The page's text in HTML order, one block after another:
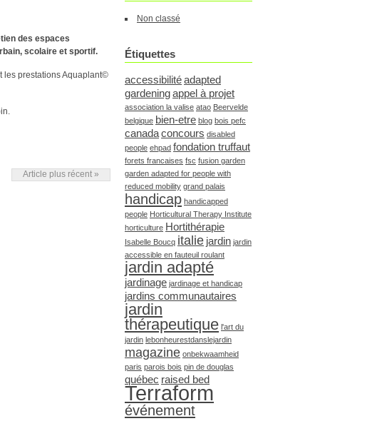
des espaces
scolaire et sportif.
prestations Aquaplant©
Article plus récent »
Non classé
Étiquettes
accessibilitéadapted
gardeningappel à projet
association la valise atao Beervelde
belgique bien-etre blog bois pefc
canadaconcours disabled
people ehpad fondation truffaut
forets francaises fsc fusion garden
garden adapted for people with
reduced mobility grand palais
handicap handicapped
people Horticultural Therapy Institute
horticulture Hortithérapie
Isabelle Boucq italie jardin jardin
accessible en fauteuil roulant
jardin adapté
jardinage jardinage et handicap
jardins communautaires
jardin
thérapeutique l'art du
jardin lebonheurestdanslejardin
magazine onbekwaamheid
paris parois bois pin de douglas
québec raised bed
Terraform
événement